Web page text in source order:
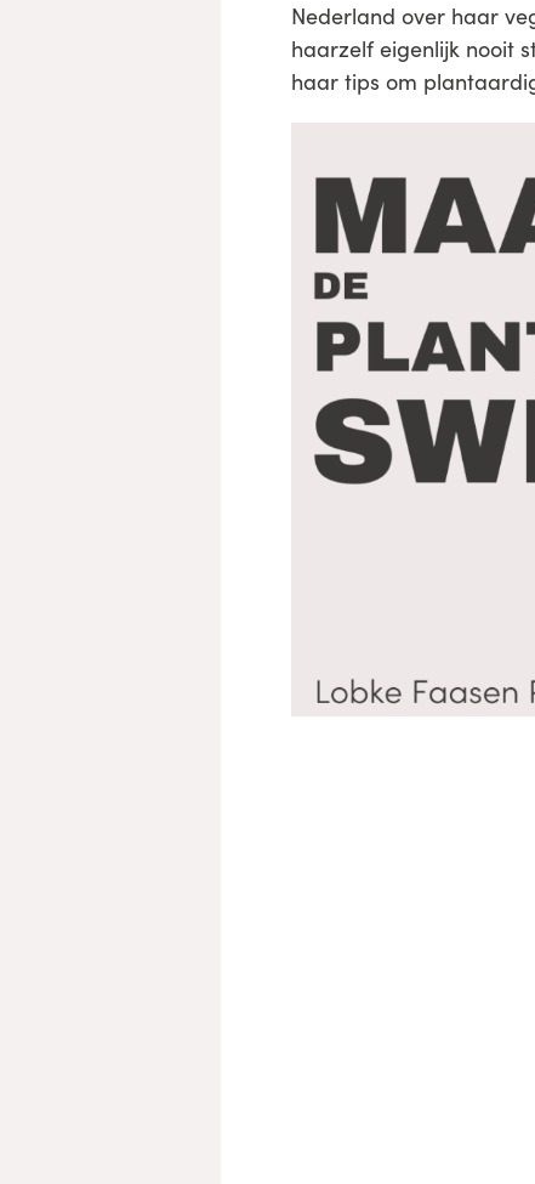
Nederland over haar
haarzelf eigenlijk nooit
haar tips om